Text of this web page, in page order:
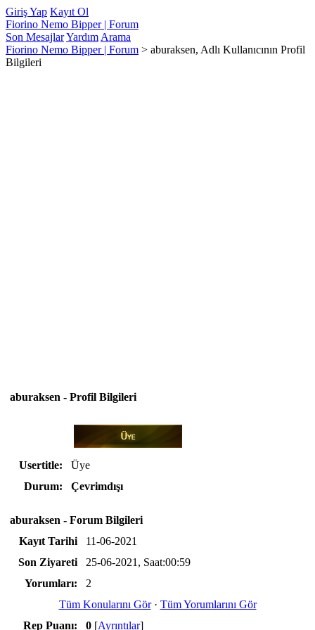
Giriş Yap Kayıt Ol
Fiorino Nemo Bipper | Forum
Son MesajlarYardım Arama
Fiorino Nemo Bipper | Forum > aburaksen, Adlı Kullanıcının Profil
Bilgileri
aburaksen - Profil Bilgileri
Usertitle:
Üye
Durum:
Çevrimdışı
aburaksen - Forum Bilgileri
Kayıt Tarihi
11-06-2021
Son Ziyareti
25-06-2021, Saat:00:59
Yorumları:
2
Tüm Konularını Gör· Tüm Yorumlarını Gör
Rep Puanı:
0 [Ayrıntılar]